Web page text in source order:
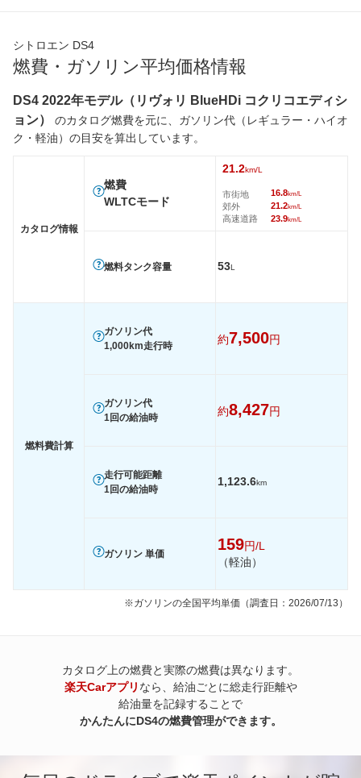
シトロエン DS4
燃費・ガソリン平均価格情報
DS4 2022年モデル（リヴォリ BlueHDi コクリコエディシ
ョン）
のカタログ燃費を元に、ガソリン代（レギュラー・ハイオ
ク・軽油）の目安を算出しています。
カタログ情報
燃費
WLTCモード
21.2km/L
市街地
郊外
高速道路
16.8km/L
21.2km/L
23.9km/L
燃料タンク容量 53L
燃料費計算
ガソリン代
1,000km走行時
約7,500円
ガソリン代
1回の給油時
約8,427円
走行可能距離
1回の給油時
1,123.6km
ガソリン 単価
159円/L
（軽油）
※ガソリンの全国平均単価（調査日：2026/07/13）
カタログ上の燃費と実際の燃費は異なります。
楽天Carアプリ なら、給油ごとに総走行距離や
給油量を記録することで
かんたんにDS4の燃費管理ができます。